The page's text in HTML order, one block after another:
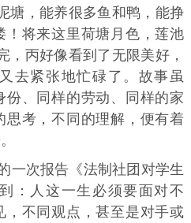
塘，能养很多鱼和鸭，能挣
！将来这里荷塘月色，莲池
，丙好像看到了无限美好，
去紧张地忙碌了。故事虽
份、同样的劳动、同样的家
思考，不同的理解，便有着
一次报告《法制社团对学生
：人这一生必须要面对不
，不同观点，甚至是对手或